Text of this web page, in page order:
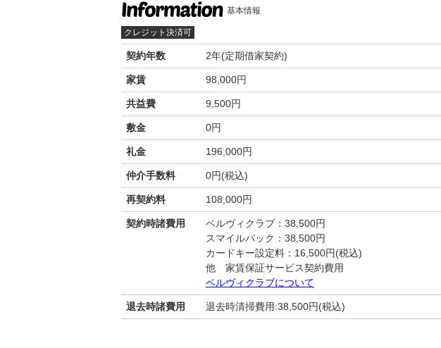
基本情報
クレジット決済可
契約年数 2年(定期借家契約)
家賃 98,000円
共益費 9,500円
敷金 0円
礼金 196,000円
仲介手数料 0円(税込)
再契約料 108,000円
契約時諸費用
ベルヴィクラブ：38,500円
スマイルパック：38,500円
カードキー設定料：16,500円(税込)
他 家賃保証サービス契約費用
ベルヴィクラブについて
退去時諸費用 退去時清掃費用:38,500円(税込)